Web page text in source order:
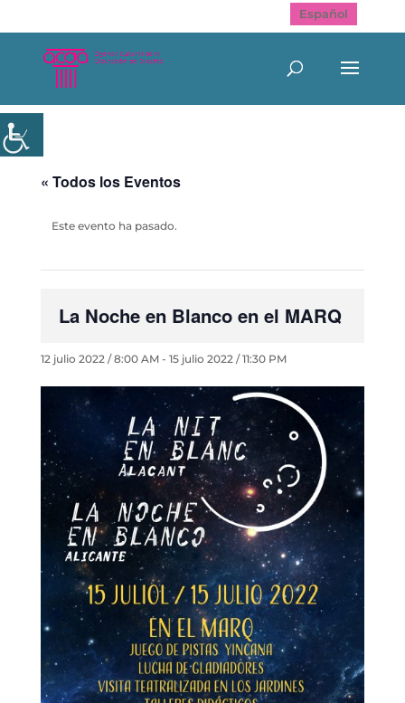
Español
« Todos los Eventos
Este evento ha pasado.
La Noche en Blanco en el MARQ
12 julio 2022 / 8:00 AM- 15 julio 2022 / 11:30 PM